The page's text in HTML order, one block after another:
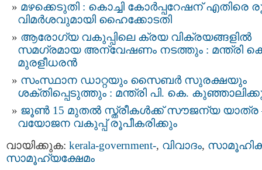
മഴക്കെടുതി : കൊച്ചി കോർപ്പറേഷന് എതിരെ
വിമര്‍ശവുമായി ഹൈക്കോടതി
ആരോഗ്യ വകുപ്പിലെ ക്രയ വിക്രയങ്ങളിൽ
സമഗ്രമായ അന്വേഷണം നടത്തും : മന്ത്രി
മുരളീധരൻ
സംസ്ഥാന ഡാറ്റയും സൈബർ സുരക്ഷയും
ശക്തിപ്പെടുത്തും : മന്ത്രി പി. കെ.
ജൂൺ 15 മുതൽ സ്ത്രീകൾക്ക് സൗജന്യ യാത്ര
വയോജന വകുപ്പ് രൂപീകരിക്കും
വായിക്കുക: kerala-government-, വിവാദം,
സാമൂഹ്യക്ഷേമം